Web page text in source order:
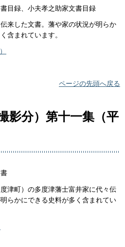
目録、小夫孝之助家文書目録
来した文書。藩や家の状況が明らか
含まれています。
ページの先頭へ戻る
影分）第十一集（平
津町）の多度津藩士富井家に代々伝
らかにできる史料が多く含まれてい